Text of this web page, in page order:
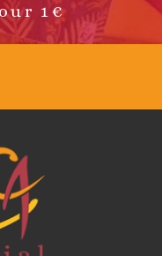
1€